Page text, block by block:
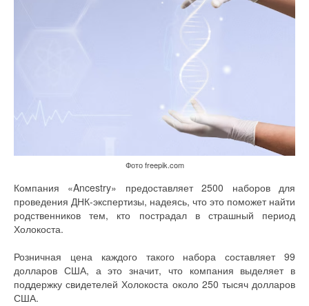
Фото freepik.com
Компания «Ancestry» предоставляет 2500 наборов для
проведения ДНК-экспертизы, надеясь, что это поможет найти
родственников тем, кто пострадал в страшный период
Холокоста.
Розничная цена каждого такого набора составляет 99
долларов США, а это значит, что компания выделяет в
поддержку свидетелей Холокоста около 250 тысяч долларов
США.